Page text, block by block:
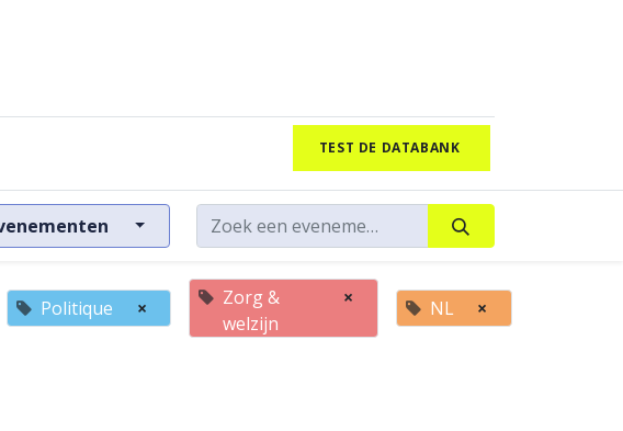
TEST DE DATABANK
Politique ×
Zorg &
welzijn
× NL ×